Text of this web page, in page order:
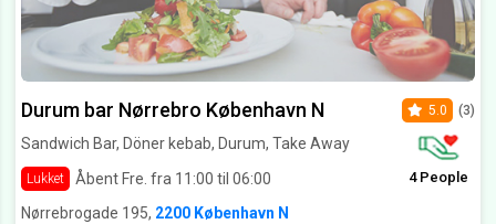
Durum bar Nørrebro København N
Sandwich Bar, Döner kebab, Durum, Take Away
Lukket Åbent Fre. fra 11:00 til 06:00
5.0 (3)
4 People
Nørrebrogade 195, 2200 København N